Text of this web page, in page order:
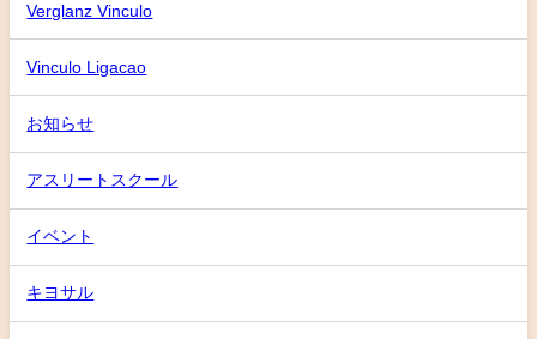
Verglanz Vinculo
Vinculo Ligacao
お知らせ
アスリートスクール
イベント
キヨサル